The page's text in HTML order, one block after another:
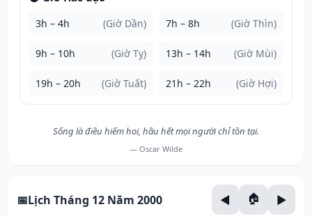
3h – 4h (Giờ Dần) 7h – 8h (Giờ Thìn)
9h – 10h (Giờ Tỵ) 13h – 14h (Giờ Mùi)
19h – 20h (Giờ Tuất) 21h – 22h (Giờ Hợi)
Sống là điều hiếm hoi, hầu hết mọi người chỉ tồn tại.
— Oscar Wilde
Lịch Tháng 12 Năm 2000